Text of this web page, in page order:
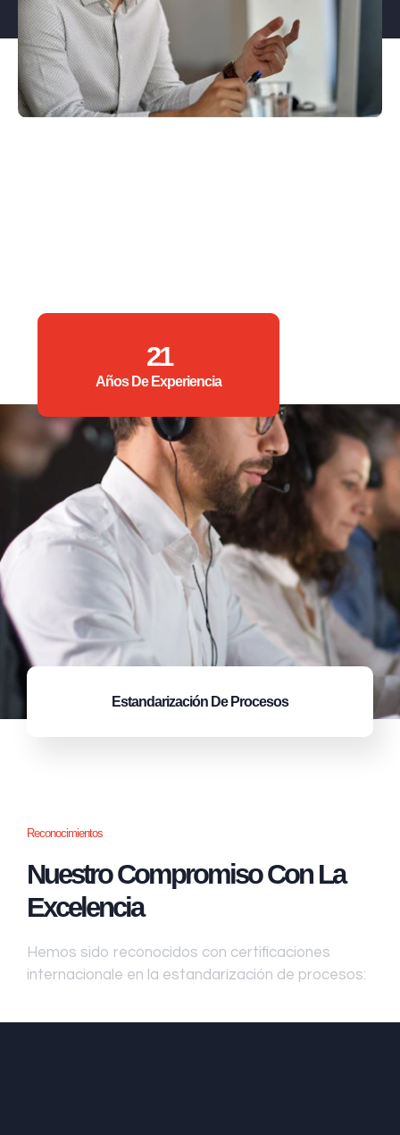
21
Años De Experiencia
Estandarización De Procesos
Reconocimientos
Nuestro Compromiso Con La
Excelencia
Hemos sido reconocidos con certificaciones
internacionale en la estandarización de procesos: